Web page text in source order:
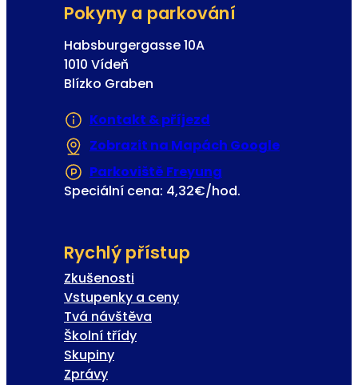
Pokyny a parkování
Habsburgergasse 10A
1010 Vídeň
Blízko Graben
Kontakt & příjezd
Zobrazit na Mapách Google
Parkoviště Freyung
Speciální cena: 4,32€/hod.
Rychlý přístup
Zkušenosti
Vstupenky a ceny
Tvá návštěva
Školní třídy
Skupiny
Zprávy